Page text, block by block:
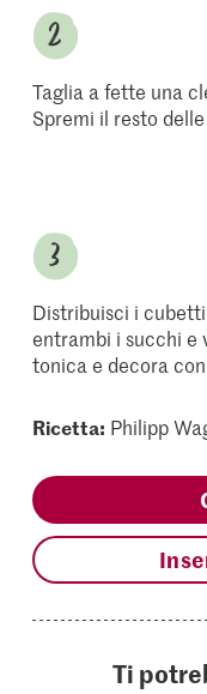
Taglia a fette una
Spremi il resto
Distribuisci i
entrambi i succhi e
tonica e decora
Ricetta: Philipp
Ti